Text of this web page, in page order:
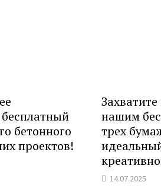
бетонного
проектов!
нашим
трех
14.07.2025